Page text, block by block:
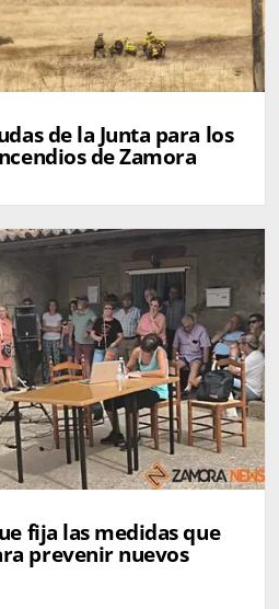
de la Junta para los
de Zamora
fija las medidas que
prevenir nuevos